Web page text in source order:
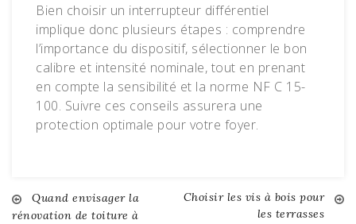
Bien choisir un interrupteur différentiel
implique donc plusieurs étapes : comprendre
l’importance du dispositif, sélectionner le bon
calibre et intensité nominale, tout en prenant
en compte la sensibilité et la norme NF C 15-
100. Suivre ces conseils assurera une
protection optimale pour votre foyer.
Navigation
Quand envisager la
rénovation de toiture à
Choisir les vis à bois pour
les terrasses